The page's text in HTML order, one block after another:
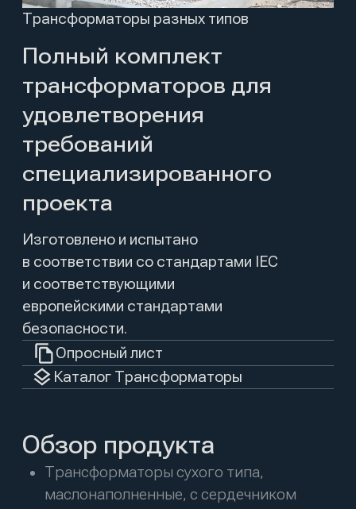
проекта
в соответствии со стандартами IEC
европейскими стандартами
безопасности.
Опросный лист
Каталог Трансформаторы
Обзор продукта
Трансформаторы сухого типа,
маслонаполненные, с сердечником
из аморфного сплава и подвесным
Номинальная мощность от 10 кВА до 31
500 кВА.
Первичное напряжение от 4160 В до 35
кВ.
Вторичное напряжение от 120 В до 10
кВ.
Лучшие в своём классе сроки
выполнения заказов, измеряемые
неделями, а не месяцами.
Трансформаторы сухого типа
Катушка залита эпоксидной смолой.
Сердечник из холоднокатаной
кремнистой электротехнической стали.
Негорючая и невзрывоопасная